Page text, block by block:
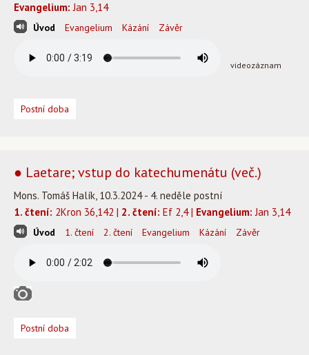
Evangelium: Jan 3,14
Úvod Evangelium Kázání Závěr
videozáznam
Postní doba
● Laetare; vstup do katechumenátu (več.)
Mons. Tomáš Halík, 10.3.2024 - 4. neděle postní
1. čtení: 2Kron 36,142 | 2. čtení: Ef 2,4 | Evangelium: Jan 3,14
Úvod 1. čtení 2. čtení Evangelium Kázání Závěr
Postní doba